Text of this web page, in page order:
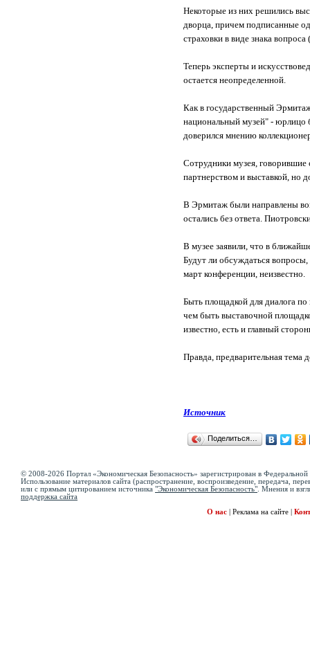
Некоторые из них решились
дворца, причем подписанные
страховки в виде знака вопроса
Теперь эксперты и
остается неопределенной.
Как в государственный
национальный музей" - юрлицо
доверился мнению
Сотрудники музея,
партнерством и выставкой, но
В Эрмитаж были направлены
остались без ответа.
В музее заявили, что в
Будут ли обсуждаться
март конференции, неизвестно.
Быть площадкой для диалога
чем быть выставочной
известно, есть и главный
Правда, предварительная тема
Источник
Поделиться…
© 2008-2026 Портал «Экономическая Безопасность» зарегистрирован в
Использование материалов сайта (распространение, воспроизведение, передача,
или с прямым цитированием источника "Экономическая Безопасность" . Мнения и
поддержка сайта
О нас
Реклама на сайте